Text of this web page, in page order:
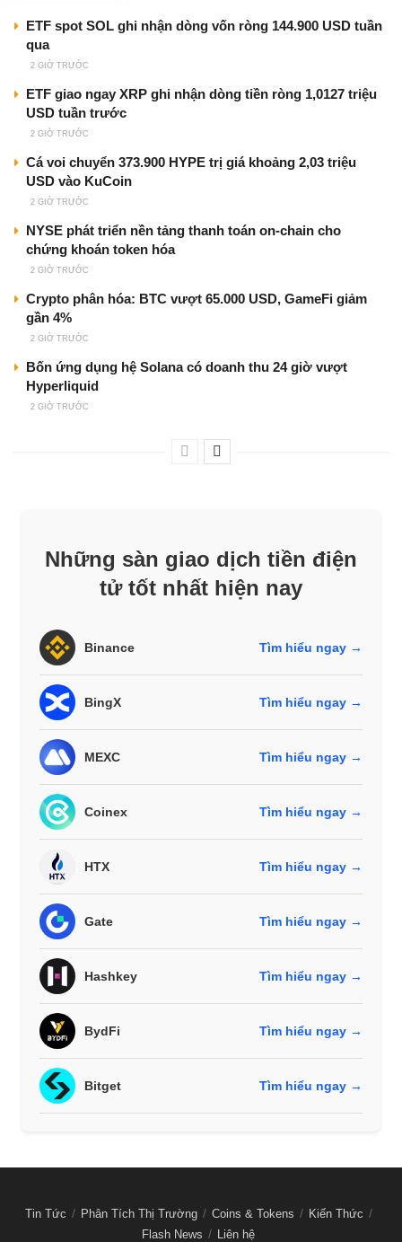
ETF spot SOL ghi nhận dòng vốn ròng 144.900 USD tuần
qua
2 GIỜ TRƯỚC
ETF giao ngay XRP ghi nhận dòng tiền ròng 1,0127 triệu
USD tuần trước
2 GIỜ TRƯỚC
Cá voi chuyển 373.900 HYPE trị giá khoảng 2,03 triệu
USD vào KuCoin
2 GIỜ TRƯỚC
NYSE phát triển nền tảng thanh toán on-chain cho
chứng khoán token hóa
2 GIỜ TRƯỚC
Crypto phân hóa: BTC vượt 65.000 USD, GameFi giảm
gần 4%
2 GIỜ TRƯỚC
Bốn ứng dụng hệ Solana có doanh thu 24 giờ vượt
Hyperliquid
2 GIỜ TRƯỚC
Những sàn giao dịch tiền điện
tử tốt nhất hiện nay
Binance Tìm hiểu ngay →
BingX Tìm hiểu ngay →
MEXC Tìm hiểu ngay →
Coinex Tìm hiểu ngay →
HTX Tìm hiểu ngay →
Gate Tìm hiểu ngay →
Hashkey Tìm hiểu ngay →
BydFi Tìm hiểu ngay →
Bitget Tìm hiểu ngay →
Tin Tức Phân Tích Thị Trường Coins & Tokens
Kiến Thức
Flash News
Liên hệ